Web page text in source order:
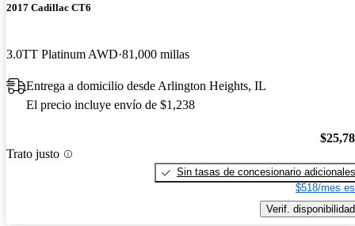
2017 Cadillac CT6
3.0TT Platinum AWD 81,000 millas
Entrega a domicilio desde Arlington Heights, IL
El precio incluye envío de $1,238
Trato justo
Sin tasas de concesionario adicionales
$518/mes
Verif. disponibilidad